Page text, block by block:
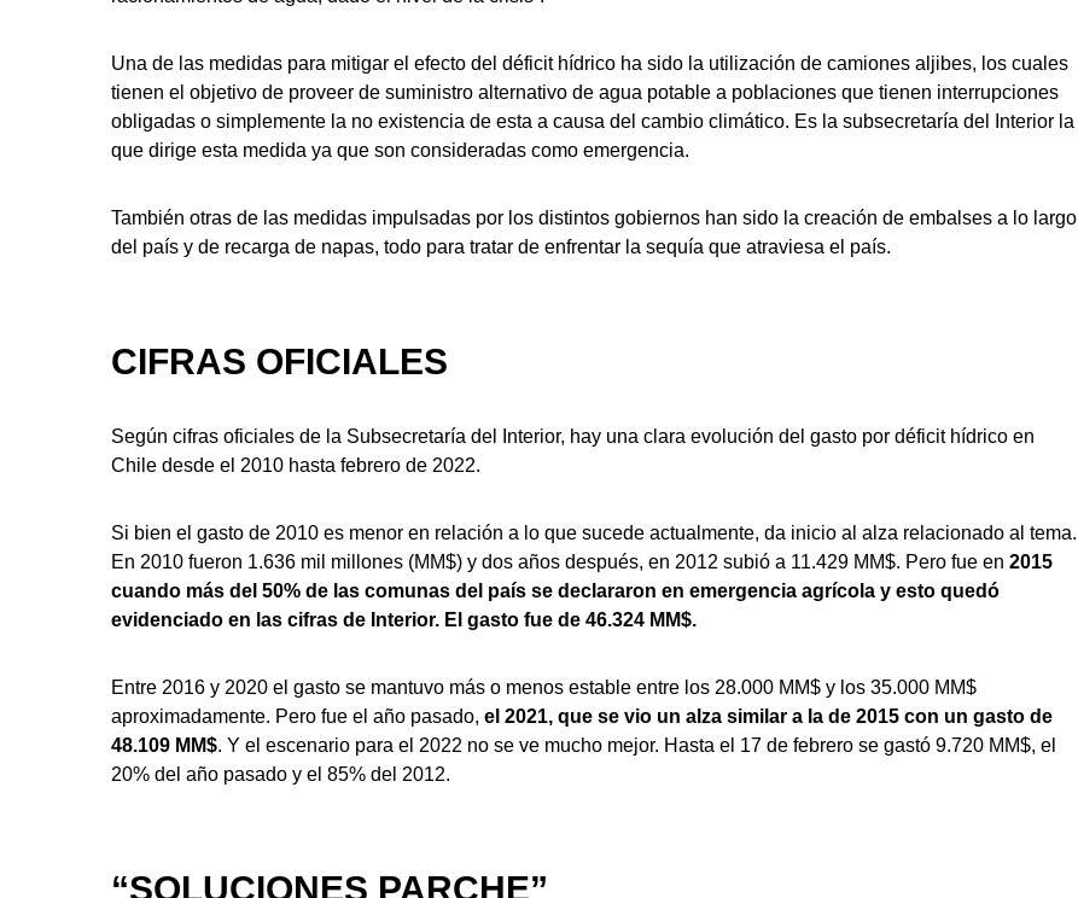
Una de las medidas para mitigar el efecto del déficit hídrico ha sido la utilización de camiones aljibes, los cuales
tienen el objetivo de proveer de suministro alternativo de agua potable a poblaciones que tienen interrupciones
obligadas o simplemente la no existencia de esta a causa del cambio climático. Es la subsecretaría del Interior la
que dirige esta medida ya que son consideradas como emergencia.
También otras de las medidas impulsadas por los distintos gobiernos han sido la creación de embalses a lo largo
del país y de recarga de napas, todo para tratar de enfrentar la sequía que atraviesa el país.
CIFRAS OFICIALES
Según cifras oficiales de la Subsecretaría del Interior, hay una clara evolución del gasto por déficit hídrico en
Chile desde el 2010 hasta febrero de 2022.
Si bien el gasto de 2010 es menor en relación a lo que sucede actualmente, da inicio al alza relacionado al tema.
En 2010 fueron 1.636 mil millones (MM$) y dos años después, en 2012 subió a 11.429 MM$. Pero fue en 2015
cuando más del 50% de las comunas del país se declararon en emergencia agrícola y esto quedó
evidenciado en las cifras de Interior. El gasto fue de 46.324 MM$.
Entre 2016 y 2020 el gasto se mantuvo más o menos estable entre los 28.000 MM$ y los 35.000 MM$
aproximadamente. Pero fue el año pasado, el 2021, que se vio un alza similar a la de 2015 con un gasto de
48.109 MM$. Y el escenario para el 2022 no se ve mucho mejor. Hasta el 17 de febrero se gastó 9.720 MM$, el
20% del año pasado y el 85% del 2012.
“SOLUCIONES PARCHE”